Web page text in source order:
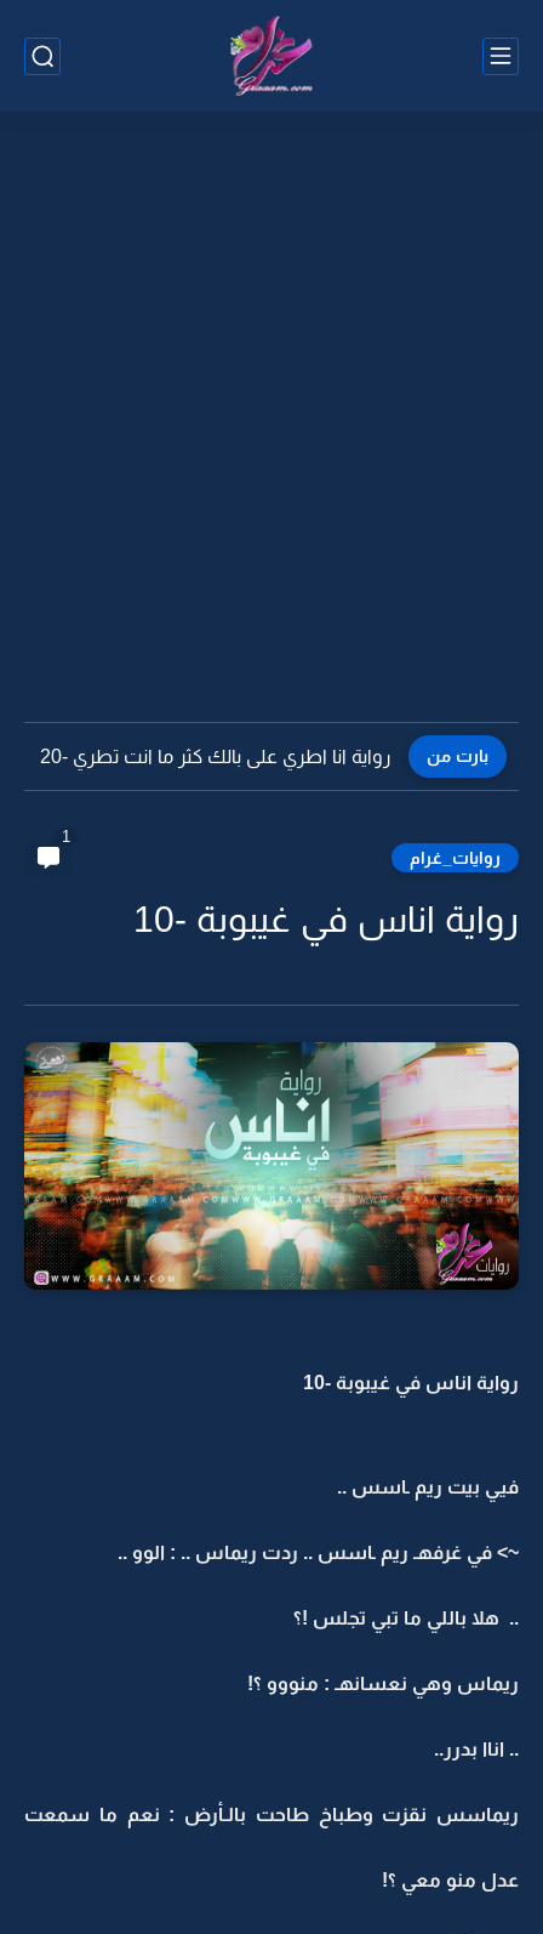
بارت من رواية انا اطري على بالك كثر ما انت تطري -19
روايات_غرام
1
رواية اناس في غيبوبة -10
رواية اناس في غيبوبة -10
فيي بيت ريم ـاسس ..
~> في غرفهـ ريم ـاسس .. ردت ريماس .. : الوو ..
.. هلا باللي ما تبي تجلس !؟
ريماس وهي نعسانهـ : منووو ؟!
.. اناا بدرر..
ريماسس نقزت وطباخ طاحت بالـأرض : نعم ما سمعت
عدل منو معي ؟!